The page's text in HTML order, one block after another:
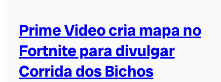
Prime Video cria mapa no
Fortnite para divulgar
Corrida dos Bichos